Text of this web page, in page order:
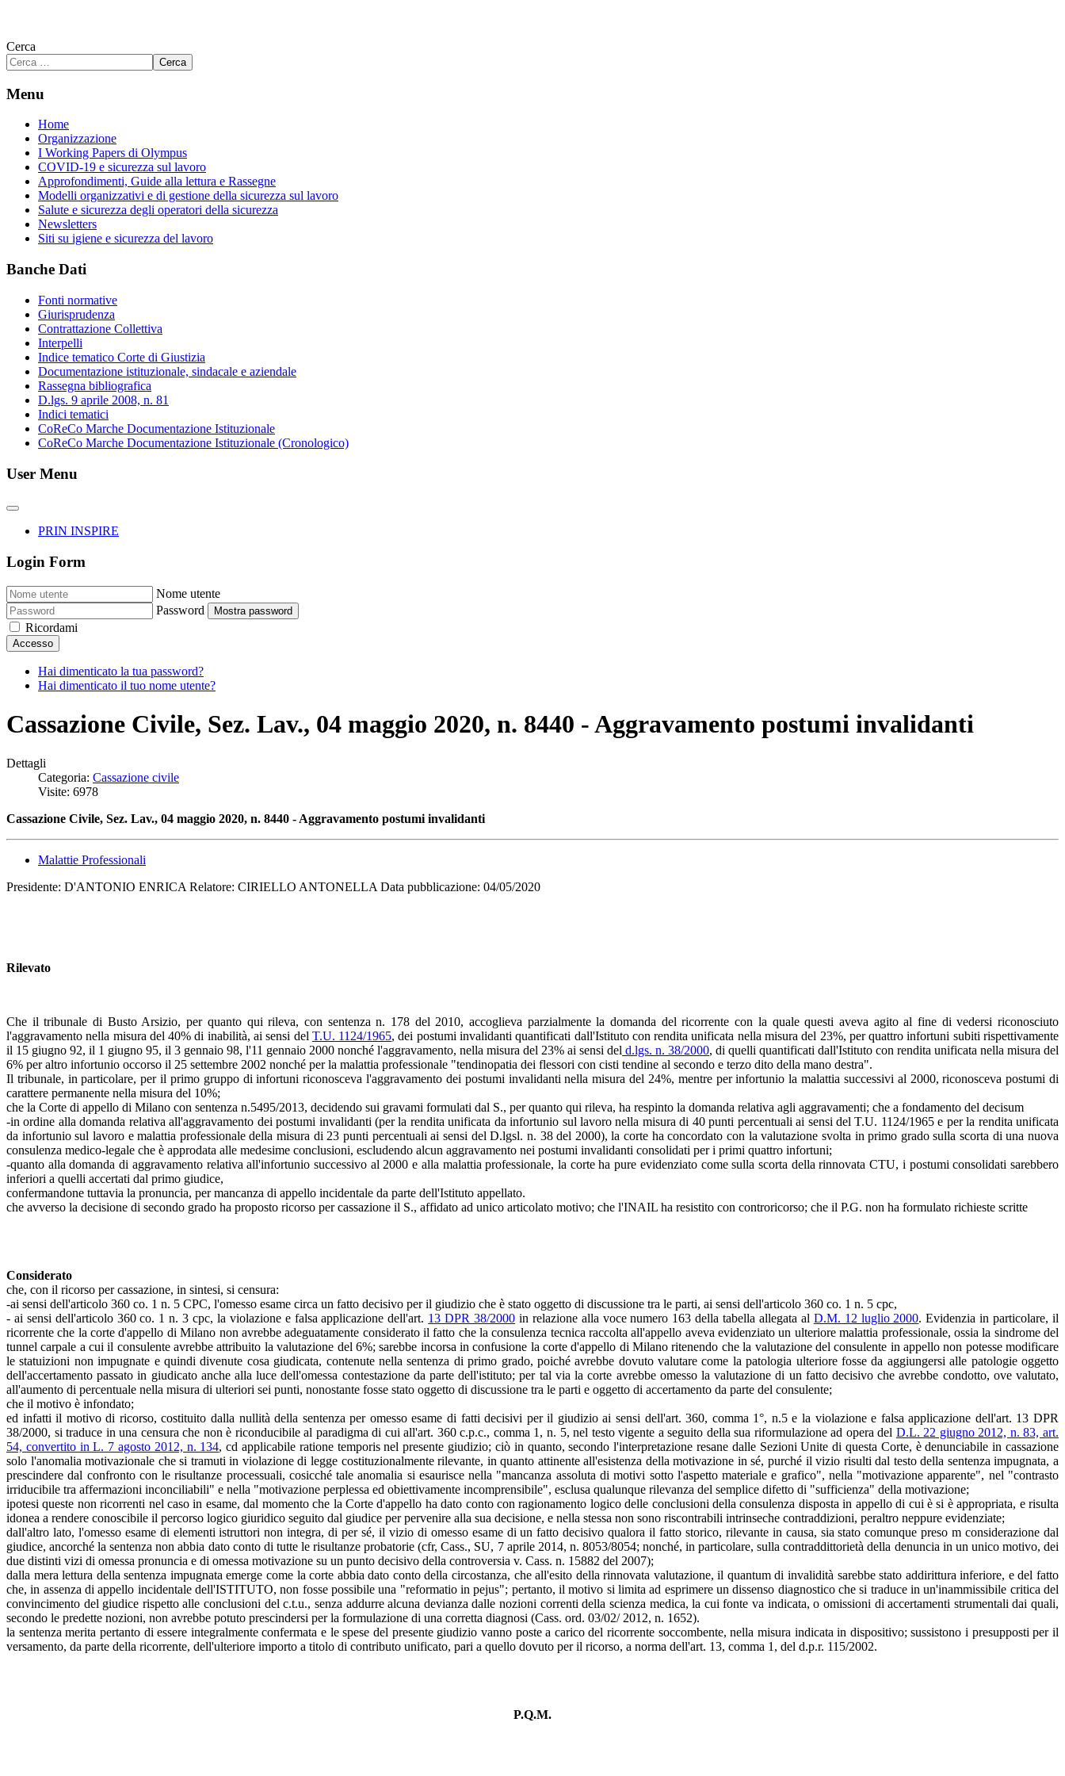
Cerca
Cerca
Menu
Home
Organizzazione
I Working Papers di Olympus
COVID-19 e sicurezza sul lavoro
Approfondimenti, Guide alla lettura e Rassegne
Modelli organizzativi e di gestione della sicurezza sul lavoro
Salute e sicurezza degli operatori della sicurezza
Newsletters
Siti su igiene e sicurezza del lavoro
Banche Dati
Fonti normative
Giurisprudenza
Contrattazione Collettiva
Interpelli
Indice tematico Corte di Giustizia
Documentazione istituzionale, sindacale e aziendale
Rassegna bibliografica
D.lgs. 9 aprile 2008, n. 81
Indici tematici
CoReCo Marche Documentazione Istituzionale
CoReCo Marche Documentazione Istituzionale (Cronologico)
User Menu
PRIN INSPIRE
Login Form
Nome utente
Password
Mostra password
Ricordami
Accesso
Hai dimenticato la tua password?
Hai dimenticato il tuo nome utente?
Cassazione Civile, Sez. Lav., 04 maggio 2020, n. 8440 - Aggravamento postumi invalidanti
Dettagli
Categoria: Cassazione civile
Visite: 6978
Cassazione Civile, Sez. Lav., 04 maggio 2020, n. 8440 - Aggravamento postumi invalidanti
Malattie Professionali
Presidente: D'ANTONIO ENRICA Relatore: CIRIELLO ANTONELLA Data pubblicazione: 04/05/2020
Rilevato
Che il tribunale di Busto Arsizio, per quanto qui rileva, con sentenza n. 178 del 2010, accoglieva parzialmente la domanda del ricorrente con la quale questi aveva agito al fine di vedersi riconosciuto
l'aggravamento nella misura del 40% di inabilità, ai sensi del T.U. 1124/1965, dei postumi invalidanti quantificati dall'Istituto con rendita unificata nella misura del 23%, per quattro infortuni subiti rispettivamente
il 15 giugno 92, il 1 giugno 95, il 3 gennaio 98, l'11 gennaio 2000 nonché l'aggravamento, nella misura del 23% ai sensi del d.lgs. n. 38/2000, di quelli quantificati dall'Istituto con rendita unificata nella misura del
6% per altro infortunio occorso il 25 settembre 2002 nonché per la malattia professionale "tendinopatia dei flessori con cisti tendine al secondo e terzo dito della mano destra".
Il tribunale, in particolare, per il primo gruppo di infortuni riconosceva l'aggravamento dei postumi invalidanti nella misura del 24%, mentre per infortunio la malattia successivi al 2000, riconosceva postumi di
carattere permanente nella misura del 10%;
che la Corte di appello di Milano con sentenza n.5495/2013, decidendo sui gravami formulati dal S., per quanto qui rileva, ha respinto la domanda relativa agli aggravamenti; che a fondamento del decisum
-in ordine alla domanda relativa all'aggravamento dei postumi invalidanti (per la rendita unificata da infortunio sul lavoro nella misura di 40 punti percentuali ai sensi del T.U. 1124/1965 e per la rendita unificata
da infortunio sul lavoro e malattia professionale della misura di 23 punti percentuali ai sensi del D.lgsl. n. 38 del 2000), la corte ha concordato con la valutazione svolta in primo grado sulla scorta di una nuova
consulenza medico-legale che è approdata alle medesime conclusioni, escludendo alcun aggravamento nei postumi invalidanti consolidati per i primi quattro infortuni;
-quanto alla domanda di aggravamento relativa all'infortunio successivo al 2000 e alla malattia professionale, la corte ha pure evidenziato come sulla scorta della rinnovata CTU, i postumi consolidati sarebbero
inferiori a quelli accertati dal primo giudice,
confermandone tuttavia la pronuncia, per mancanza di appello incidentale da parte dell'Istituto appellato.
che avverso la decisione di secondo grado ha proposto ricorso per cassazione il S., affidato ad unico articolato motivo; che l'INAIL ha resistito con controricorso; che il P.G. non ha formulato richieste scritte
Considerato
che, con il ricorso per cassazione, in sintesi, si censura:
-ai sensi dell'articolo 360 co. 1 n. 5 CPC, l'omesso esame circa un fatto decisivo per il giudizio che è stato oggetto di discussione tra le parti, ai sensi dell'articolo 360 co. 1 n. 5 cpc,
- ai sensi dell'articolo 360 co. 1 n. 3 cpc, la violazione e falsa applicazione dell'art. 13 DPR 38/2000 in relazione alla voce numero 163 della tabella allegata al D.M. 12 luglio 2000. Evidenzia in particolare, il
ricorrente che la corte d'appello di Milano non avrebbe adeguatamente considerato il fatto che la consulenza tecnica raccolta all'appello aveva evidenziato un ulteriore malattia professionale, ossia la sindrome del
tunnel carpale a cui il consulente avrebbe attribuito la valutazione del 6%; sarebbe incorsa in confusione la corte d'appello di Milano ritenendo che la valutazione del consulente in appello non potesse modificare
le statuizioni non impugnate e quindi divenute cosa giudicata, contenute nella sentenza di primo grado, poiché avrebbe dovuto valutare come la patologia ulteriore fosse da aggiungersi alle patologie oggetto
dell'accertamento passato in giudicato anche alla luce dell'omessa contestazione da parte dell'istituto; per tal via la corte avrebbe omesso la valutazione di un fatto decisivo che avrebbe condotto, ove valutato,
all'aumento di percentuale nella misura di ulteriori sei punti, nonostante fosse stato oggetto di discussione tra le parti e oggetto di accertamento da parte del consulente;
che il motivo è infondato;
ed infatti il motivo di ricorso, costituito dalla nullità della sentenza per omesso esame di fatti decisivi per il giudizio ai sensi dell'art. 360, comma 1°, n.5 e la violazione e falsa applicazione dell'art. 13 DPR
38/2000, si traduce in una censura che non è riconducibile al paradigma di cui all'art. 360 c.p.c., comma 1, n. 5, nel testo vigente a seguito della sua riformulazione ad opera del D.L. 22 giugno 2012, n. 83, art.
54, convertito in L. 7 agosto 2012, n. 134, cd applicabile ratione temporis nel presente giudizio; ciò in quanto, secondo l'interpretazione resane dalle Sezioni Unite di questa Corte, è denunciabile in cassazione
solo l'anomalia motivazionale che si tramuti in violazione di legge costituzionalmente rilevante, in quanto attinente all'esistenza della motivazione in sé, purché il vizio risulti dal testo della sentenza impugnata, a
prescindere dal confronto con le risultanze processuali, cosicché tale anomalia si esaurisce nella "mancanza assoluta di motivi sotto l'aspetto materiale e grafico", nella "motivazione apparente", nel "contrasto
irriducibile tra affermazioni inconciliabili" e nella "motivazione perplessa ed obiettivamente incomprensibile", esclusa qualunque rilevanza del semplice difetto di "sufficienza" della motivazione;
ipotesi queste non ricorrenti nel caso in esame, dal momento che la Corte d'appello ha dato conto con ragionamento logico delle conclusioni della consulenza disposta in appello di cui è si è appropriata, e risulta
idonea a rendere conoscibile il percorso logico giuridico seguito dal giudice per pervenire alla sua decisione, e nella stessa non sono riscontrabili intrinseche contraddizioni, peraltro neppure evidenziate;
dall'altro lato, l'omesso esame di elementi istruttori non integra, di per sé, il vizio di omesso esame di un fatto decisivo qualora il fatto storico, rilevante in causa, sia stato comunque preso m considerazione dal
giudice, ancorché la sentenza non abbia dato conto di tutte le risultanze probatorie (cfr, Cass., SU, 7 aprile 2014, n. 8053/8054; nonché, in particolare, sulla contraddittorietà della denuncia in un unico motivo, dei
due distinti vizi di omessa pronuncia e di omessa motivazione su un punto decisivo della controversia v. Cass. n. 15882 del 2007);
dalla mera lettura della sentenza impugnata emerge come la corte abbia dato conto della circostanza, che all'esito della rinnovata valutazione, il quantum di invalidità sarebbe stato addirittura inferiore, e del fatto
che, in assenza di appello incidentale dell'ISTITUTO, non fosse possibile una "reformatio in pejus"; pertanto, il motivo si limita ad esprimere un dissenso diagnostico che si traduce in un'inammissibile critica del
convincimento del giudice rispetto alle conclusioni del c.t.u., senza addurre alcuna devianza dalle nozioni correnti della scienza medica, la cui fonte va indicata, o omissioni di accertamenti strumentali dai quali,
secondo le predette nozioni, non avrebbe potuto prescindersi per la formulazione di una corretta diagnosi (Cass. ord. 03/02/ 2012, n. 1652).
la sentenza merita pertanto di essere integralmente confermata e le spese del presente giudizio vanno poste a carico del ricorrente soccombente, nella misura indicata in dispositivo; sussistono i presupposti per il
versamento, da parte della ricorrente, dell'ulteriore importo a titolo di contributo unificato, pari a quello dovuto per il ricorso, a norma dell'art. 13, comma 1, del d.p.r. 115/2002.
P.Q.M.